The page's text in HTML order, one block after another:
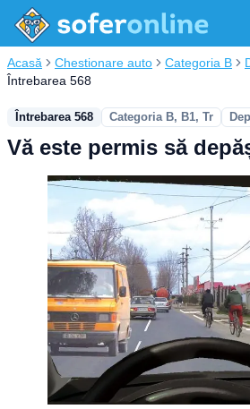
Acasă Chestionare auto Categoria B
Întrebarea 568
Întrebarea 568 Categoria B, B1, Tr
Vă este permis să